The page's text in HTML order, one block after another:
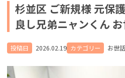
杉並区 ご新規様 元保
良し兄弟ニャンくん
投稿日 2026.02.19 カテゴリー お世